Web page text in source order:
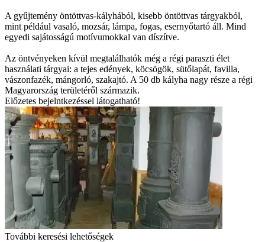
A gyűjtemény öntöttvas-kályhából, kisebb öntöttvas tárgyakból,
mint például vasaló, mozsár, lámpa, fogas, esernyőtartó áll. Mind
egyedi sajátosságú motívumokkal van díszítve.
Az öntvényeken kívül megtalálhatók még a régi paraszti élet
használati tárgyai: a tejes edények, köcsögök, sütőlapát, favilla,
vászonfazék, mángorló, szakajtó. A 50 db kályha nagy része a régi
Magyarország területéről származik.
Előzetes bejelntkezéssel látogatható!
További keresési lehetőségek